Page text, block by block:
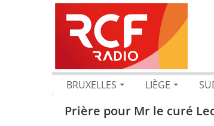
BRUXELLES LIÈGE
Prière pour Mr le curé